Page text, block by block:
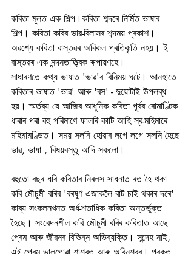
কবিতা মূলত এক শিল্প।কবিতা শব্দৰে নিৰ্মিত ভাষাৰ
শিল্প। কবিতা কবিৰ ভাৱ-বিলাসৰ শব্দময় প্ৰকাশ।
অৱশ্যে কবিতা বাস্তৱৰ অবিকল প্ৰতিকৃতি নহয়। ই
বাস্তৱৰ এক নন্দনতাত্ত্বিক ৰূপায়ণহে।
সাধাৰণতে কথ্য ভাষাত 'ভাৱ'ৰ বিনিময় ঘটে। আনহাতে
কবিতাৰ ভাষাত 'ভাৱ' আৰু 'ৰস' - দুয়োটাই উপলব্ধ
হয়। স্মৰ্তব্য যে আজিৰ আধুনিক কবিতা পূৰ্বৰ ৰোমাণ্টিক
ধাৰাৰ পৰা বহু পৰিমাণে ফালৰি কাটি আহি স্ব-মহিমাৰে
মহিমামণ্ডিত। সময় সলনি হোৱাৰ লগে লগে সলনি হৈছে
ভাৱ, ভাষা , বিষয়বস্তু আদি সকলো।
বহুতো বছৰ ধৰি কবিতাৰ নিৰলস সাধনাত ৰত হৈ থকা
কবি মৌচুমী বৰিৰ 'বৰষুণ এজাকলৈ বাট চাই থকাৰ দৰে'
কাব্য সংকলনখনত অৰ্ধ-শতাধিক কবিতা অন্তৰ্ভুক্ত
হৈছে। সংবেদনশীল কবি মৌচুমী বৰিৰ কবিতাত আছে
প্ৰেম আৰু জীৱনৰ বিভিন্ন অভিব্যক্তি। সন্দেহ নাই,